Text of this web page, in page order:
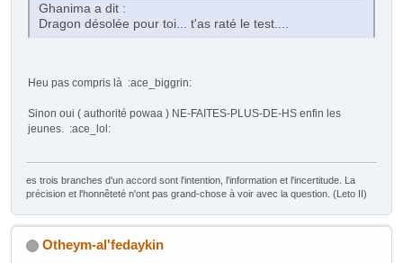
Ghanima a dit :
Dragon désolée pour toi... t'as raté le test....
Heu pas compris là :ace_biggrin:
Sinon oui ( authorité powaa ) NE-FAITES-PLUS-DE-HS enfin les
jeunes. :ace_lol:
es trois branches d'un accord sont l'intention, l'information et l'incertitude. La
précision et l'honnêteté n'ont pas grand-chose à voir avec la question. (Leto II)
Otheym-al'fedaykin